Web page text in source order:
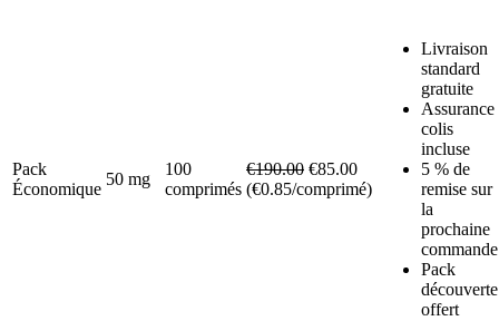
Pack
Économique
50 mg
100
comprimés
€190.00 €85.00
(€0.85/comprimé)
Livraison
standard
gratuite
Assurance
colis
incluse
5 % de
remise sur
la
prochaine
commande
Pack
découverte
offert